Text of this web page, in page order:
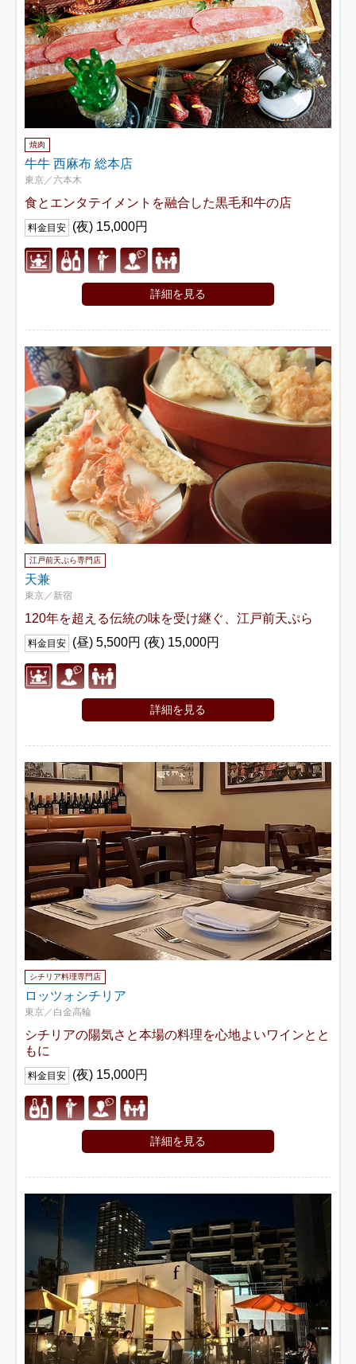
焼肉
牛牛 西麻布 総本店
東京／六本木
食とエンタテイメントを融合した黒毛和牛の店
料金目安 (夜) 15,000円
詳細を見る
江戸前天ぷら専門店
天兼
東京／新宿
120年を超える伝統の味を受け継ぐ、江戸前天ぷら
料金目安 (昼) 5,500円 (夜) 15,000円
詳細を見る
シチリア料理専門店
ロッツォシチリア
東京／白金高輪
シチリアの陽気さと本場の料理を心地よいワインとと
もに
料金目安 (夜) 15,000円
詳細を見る